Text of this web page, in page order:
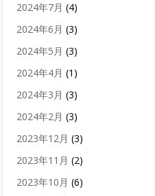
2024年7月 (4)
2024年6月 (3)
2024年5月 (3)
2024年4月 (1)
2024年3月 (3)
2024年2月 (3)
2023年12月 (3)
2023年11月 (2)
2023年10月 (6)